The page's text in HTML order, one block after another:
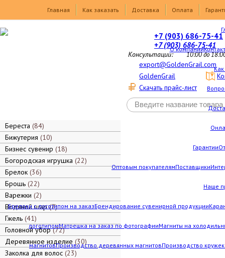
Главная
Как заказать Доставка Оплата
О компании
Как
Гарантии
Оптовым покупателямПоставщики
Наше
Брелоки с логотипом на заказБрендирование сувенирной продукции
логотипомМатрешка на заказ по фотографииМагниты на
магнитовПроизводство деревянных магнитовПроизводство
+7 (903) 686-75-41
+7 (903) 686-75-41
Консультации: 10:00 до
export@GoldenGrail.com
GoldenGrail
Скачать прайс-лист
Береста 84
Бижутерия 10
Бизнес сувенир 18
Богородская игрушка 22
Брелок 36
Брошь 22
Варежки 2
Водяной шар 7
Гжель 41
Головной убор 72
Деревянное изделие 30
Заколка для волос 23